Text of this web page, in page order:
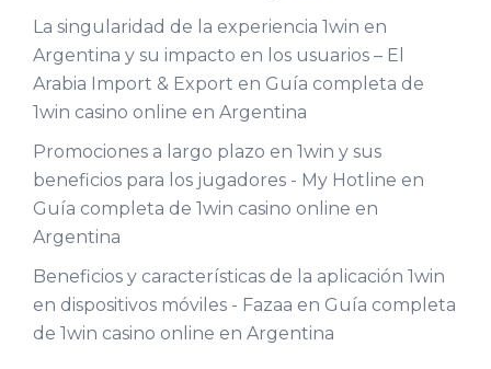
La singularidad de la experiencia 1win en
Argentina y su impacto en los usuarios – El
Arabia Import & Export en Guía completa de
1win casino online en Argentina
Promociones a largo plazo en 1win y sus
beneficios para los jugadores - My Hotline en
Guía completa de 1win casino online en
Argentina
Beneficios y características de la aplicación 1win
en dispositivos móviles - Fazaa en Guía completa
de 1win casino online en Argentina